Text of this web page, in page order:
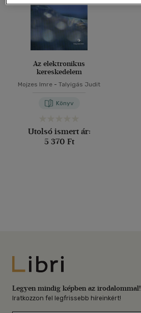
Alkalmaz
Az elektronikus
kereskedelem
Mojzes Imre - Talyigás Judit
Könyv
Utolsó ismert ár:
5 370 Ft
Libri
Legyen mindig képben az irodalommal!
Iratkozzon fel legfrissebb híreinkért!